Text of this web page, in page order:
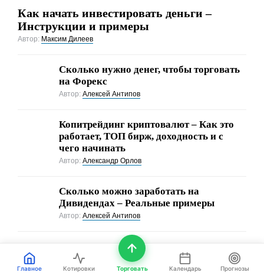
Как начать инвестировать деньги –
Инструкции и примеры
Автор: Максим Дилеев
Сколько нужно денег, чтобы торговать
на Форекс
Автор:Алексей Антипов
Копитрейдинг криптовалют – Как это
работает, ТОП бирж, доходность и с
чего начинать
Автор:Александр Орлов
Сколько можно заработать на
Дивидендах – Реальные примеры
Автор:Алексей Антипов
Главное Котировки Торговать Календарь Прогнозы